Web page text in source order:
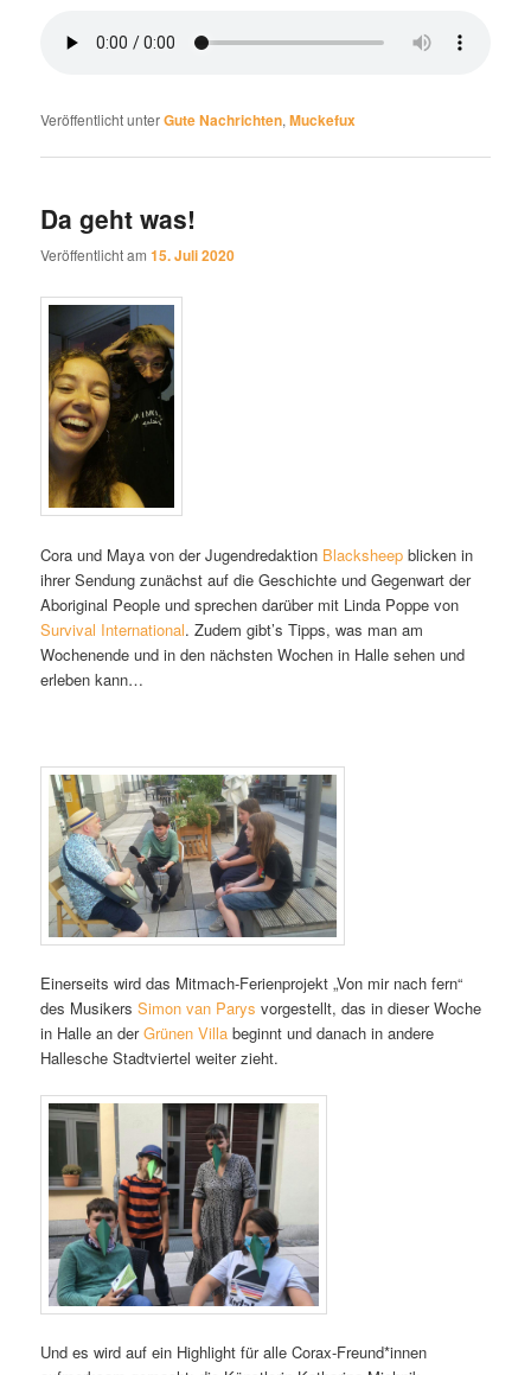
Veröffentlicht unterGute Nachrichten,Muckefux
Da geht was!
Veröffentlicht am15. Juli 2020
Cora und Maya von der Jugendredaktion Blacksheep blicken in
ihrer Sendung zunächst auf die Geschichte und Gegenwart der
Aboriginal People und sprechen darüber mit Linda Poppe von
Survival International. Zudem gibt’s Tipps, was man am
Wochenende und in den nächsten Wochen in Halle sehen und
erleben kann…
Einerseits wird das Mitmach-Ferienprojekt „Von mir nach fern“
des MusikersSimon van Parys vorgestellt, das in dieser Woche
in Halle an derGrünen Villa beginnt und danach in andere
Hallesche Stadtviertel weiter zieht.
Und es wird auf ein Highlight für alle Corax-Freund*innen